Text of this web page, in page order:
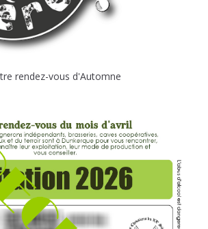
rendez-vous d'Automne